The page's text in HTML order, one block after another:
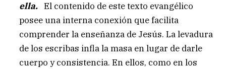
ella. El contenido de este texto evangélico
posee una interna conexión que facilita
comprender la enseñanza de Jesús. La levadura
de los escribas infla la masa en lugar de darle
cuerpo y consistencia. En ellos, como en los